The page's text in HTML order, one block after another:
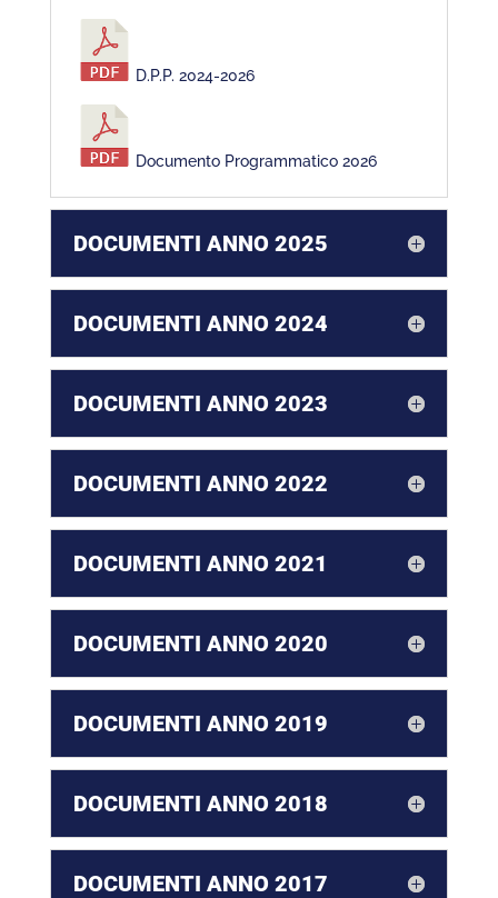
D.P.P. 2024-2026
Documento Programmatico 2026
DOCUMENTI ANNO 2025
DOCUMENTI ANNO 2024
DOCUMENTI ANNO 2023
DOCUMENTI ANNO 2022
DOCUMENTI ANNO 2021
DOCUMENTI ANNO 2020
DOCUMENTI ANNO 2019
DOCUMENTI ANNO 2018
DOCUMENTI ANNO 2017